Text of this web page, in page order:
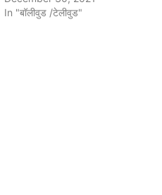
In "बॉलीवुड /टेलीवुड"